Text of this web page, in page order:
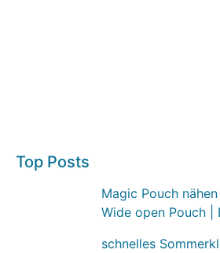
Top Posts
Magic Pouch nähen
Wide open Pouch |
schnelles